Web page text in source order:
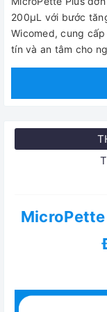
200μL với bước
Wicomed, cung
tín và an tâm cho